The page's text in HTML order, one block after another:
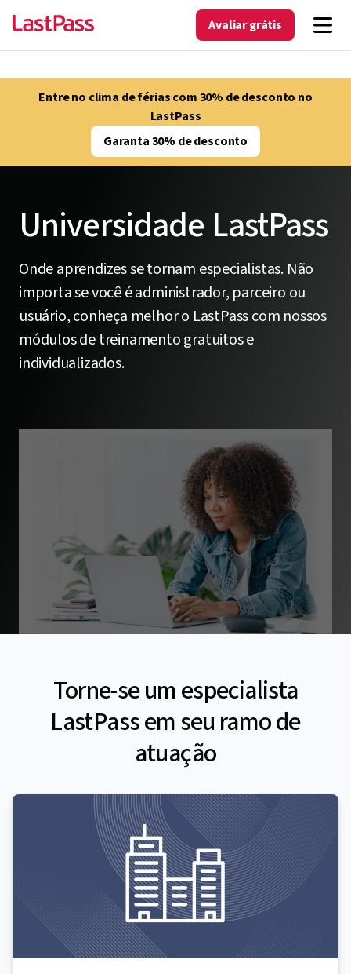
Avaliar grátis
Entre no clima de férias com 30% de desconto no
LastPass
Garanta 30% de desconto
Universidade LastPass
Onde aprendizes se tornam especialistas. Não
importa se você é administrador, parceiro ou
usuário, conheça melhor o LastPass com nossos
módulos de treinamento gratuitos e
individualizados.
Torne-se um especialista
LastPass em seu ramo de
atuação